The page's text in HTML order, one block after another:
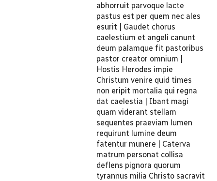
abhorruit parvoque lacte
pastus est per quem nec ales
esurit | Gaudet chorus
caelestium et angeli canunt
deum palamque fit pastoribus
pastor creator omnium |
Hostis Herodes impie
Christum venire quid times
non eripit mortalia qui regna
dat caelestia | Ibant magi
quam viderant stellam
sequentes praeviam lumen
requirunt lumine deum
fatentur munere | Caterva
matrum personat collisa
deflens pignora quorum
tyrannus milia Christo sacravit